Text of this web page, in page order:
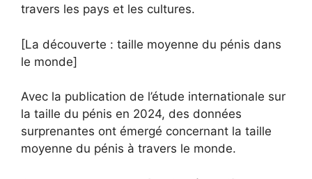
travers les pays et les cultures.
[La découverte : taille moyenne du pénis dans
le monde]
Avec la publication de l’étude internationale sur
la taille du pénis en 2024, des données
surprenantes ont émergé concernant la taille
moyenne du pénis à travers le monde.